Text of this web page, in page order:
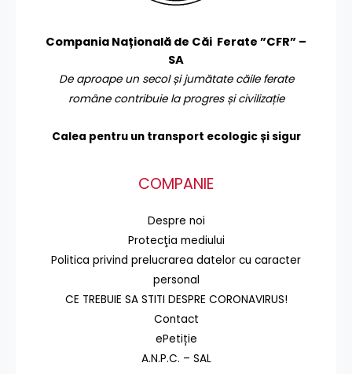
Compania Națională de Căi Ferate ”CFR” –
SA
De aproape un secol și jumătate căile ferate
române contribuie la progres și civilizație
Calea pentru un transport ecologic și sigur
COMPANIE
Despre noi
Protecţia mediului
Politica privind prelucrarea datelor cu caracter
personal
CE TREBUIE SA STITI DESPRE CORONAVIRUS!
Contact
ePetiție
A.N.P.C. – SAL